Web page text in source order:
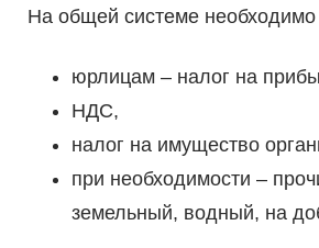
На общей системе необходимо
юрлицам – налог на
НДС,
налог на имущество
при необходимости –
земельный, водный, на